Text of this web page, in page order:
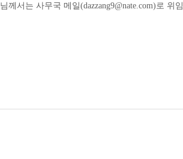
께서는 사무국 메일(dazzang9@nate.com)로 위